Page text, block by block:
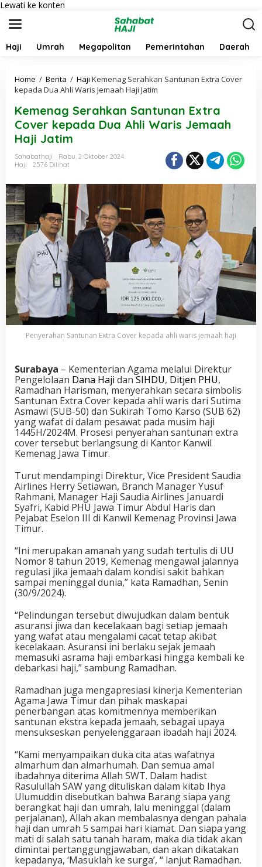
Lewati ke konten
Haji Umrah Megapolitan Pemerintahan Daerah
Home / Berita / Haji Kemenag Serahkan Santunan Extra Cover
kepada Dua Ahli Waris Jemaah Haji Jatim
Kemenag Serahkan Santunan Extra
Cover kepada Dua Ahli Waris Jemaah
Haji Jatim
Sahabathaji
Rabu, 2 Oktober 2024
Haji
2576 Dilihat
Penyerahan Santunan Extra Cover kepada ahli waris jemaah haji
Surabaya – Kementerian Agama melalui Direktur
Pengelolaan Dana Haji dan SIHDU, Ditjen PHU,
Ramadhan Harisman, menyerahkan secara simbolis
Santunan Extra Cover kepada ahli waris dari Sutima
Asmawi (SUB-50) dan Sukirah Tomo Karso (SUB 62)
yang wafat di dalam pesawat pada musim haji
1445H/2024M. Prosesi penyerahan santunan extra
cover tersebut berlangsung di Kantor Kanwil
Kemenag Jawa Timur.
Turut mendampingi Direktur, Vice President Saudia
Airlines Herry Setiawan, Branch Manager Yusuf
Rahmani, Manager Haji Saudia Airlines Januardi
Syafri, Kabid PHU Jawa Timur Abdul Haris dan
Pejabat Eselon III di Kanwil Kemenag Provinsi Jawa
Timur.
“Ini merupakan amanah yang sudah tertulis di UU
Nomor 8 tahun 2019, Kemenag mengawal jalannya
regulasi jika jemaah dalam kondisi sakit bahkan
sampai meninggal dunia,” kata Ramadhan, Senin
(30/9/2024).
“Pelindungan tersebut diwujudkan dalam bentuk
asuransi jiwa dan kecelakaan bagi setiap jemaah
yang wafat atau mengalami cacat tetap akibat
kecelakaan. Asuransi ini berlaku sejak jemaah
memasuki asrama haji embarkasi hingga kembali ke
debarkasi haji,” sambung Ramadhan.
Ramadhan juga mengapresiasi kinerja Kementerian
Agama Jawa Timur dan pihak maskapai
penerbangan atas komitmennya memberikan
santunan ekstra kepada jemaah, sebagai upaya
mensukseskan penyelenggaraan ibadah haji 2024.
“Kami menyampaikan duka cita atas wafatnya
almarhum dan almarhumah. Dan semua amal
ibadahnya diterima Allah SWT. Dalam hadist
Rasulullah SAW yang dituliskan dalam kitab Ihya
Ulumuddin disebutkan bahwa Barang siapa yang
berangkat haji dan umrah, lalu meninggal (dalam
perjalanan), Allah akan membalasnya dengan pahala
haji dan umrah 5 sampai hari kiamat. Dan siapa yang
mati di salah satu tanah haram, maka dia tidak akan
dimintai pertanggungjawaban, dan akan dikatakan
kepadanya, ‘Masuklah ke surga’, “ lanjut Ramadhan.